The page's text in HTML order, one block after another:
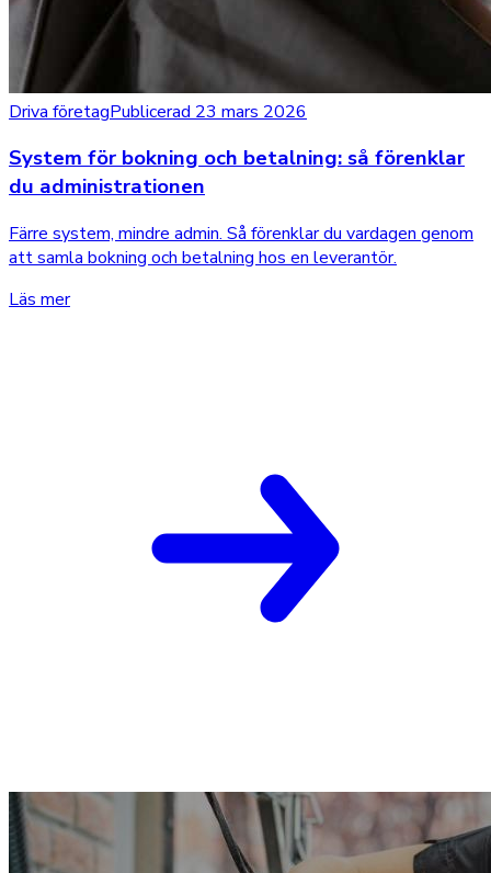
Driva företagPublicerad 23 mars 2026
System för bokning och betalning: så förenklar
du administrationen
Färre system, mindre admin. Så förenklar du vardagen genom
att samla bokning och betalning hos en leverantör.
Läs mer